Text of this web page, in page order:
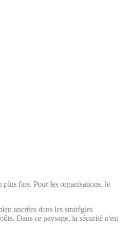
plus fins. Pour les organisations, le
ancrées dans les stratégies
Dans ce paysage, la sécurité n'est